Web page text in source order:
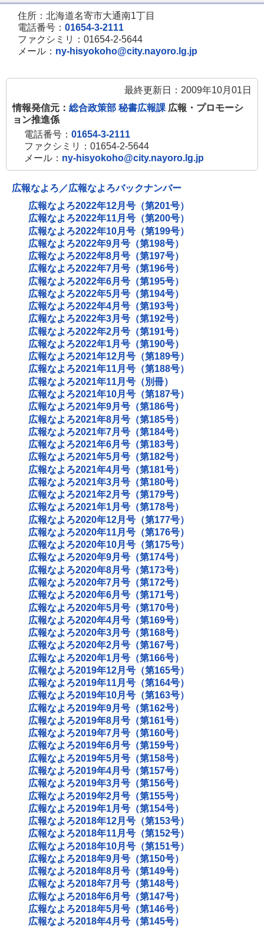
住所：北海道名寄市大通南1丁目
電話番号： 01654-3-2111
ファクシミリ：01654-2-5644
メール： ny-hisyokoho@city.nayoro.lg.jp
最終更新日：2009年10月01日
情報発信元： 総合政策部 秘書広報課 広報・プロモーシ
ョン推進係
電話番号： 01654-3-2111
ファクシミリ：01654-2-5644
メール： ny-hisyokoho@city.nayoro.lg.jp
広報なよろ／広報なよろバックナンバー
広報なよろ2022年12月号（第201号）
広報なよろ2022年11月号（第200号）
広報なよろ2022年10月号（第199号）
広報なよろ2022年9月号（第198号）
広報なよろ2022年8月号（第197号）
広報なよろ2022年7月号（第196号）
広報なよろ2022年6月号（第195号）
広報なよろ2022年5月号（第194号）
広報なよろ2022年4月号（第193号）
広報なよろ2022年3月号（第192号）
広報なよろ2022年2月号（第191号）
広報なよろ2022年1月号（第190号）
広報なよろ2021年12月号（第189号）
広報なよろ2021年11月号（第188号）
広報なよろ2021年11月号（別冊）
広報なよろ2021年10月号（第187号）
広報なよろ2021年9月号（第186号）
広報なよろ2021年8月号（第185号）
広報なよろ2021年7月号（第184号）
広報なよろ2021年6月号（第183号）
広報なよろ2021年5月号（第182号）
広報なよろ2021年4月号（第181号）
広報なよろ2021年3月号（第180号）
広報なよろ2021年2月号（第179号）
広報なよろ2021年1月号（第178号）
広報なよろ2020年12月号（第177号）
広報なよろ2020年11月号（第176号）
広報なよろ2020年10月号（第175号）
広報なよろ2020年9月号（第174号）
広報なよろ2020年8月号（第173号）
広報なよろ2020年7月号（第172号）
広報なよろ2020年6月号（第171号）
広報なよろ2020年5月号（第170号）
広報なよろ2020年4月号（第169号）
広報なよろ2020年3月号（第168号）
広報なよろ2020年2月号（第167号）
広報なよろ2020年1月号（第166号）
広報なよろ2019年12月号（第165号）
広報なよろ2019年11月号（第164号）
広報なよろ2019年10月号（第163号）
広報なよろ2019年9月号（第162号）
広報なよろ2019年8月号（第161号）
広報なよろ2019年7月号（第160号）
広報なよろ2019年6月号（第159号）
広報なよろ2019年5月号（第158号）
広報なよろ2019年4月号（第157号）
広報なよろ2019年3月号（第156号）
広報なよろ2019年2月号（第155号）
広報なよろ2019年1月号（第154号）
広報なよろ2018年12月号（第153号）
広報なよろ2018年11月号（第152号）
広報なよろ2018年10月号（第151号）
広報なよろ2018年9月号（第150号）
広報なよろ2018年8月号（第149号）
広報なよろ2018年7月号（第148号）
広報なよろ2018年6月号（第147号）
広報なよろ2018年5月号（第146号）
広報なよろ2018年4月号（第145号）